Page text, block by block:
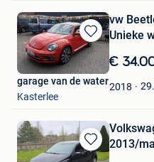
Bewaren
in
Mijn
Favorieten
vw
Unieke
€
2018
garage van de water
Kasterlee
Bewaren
2013/